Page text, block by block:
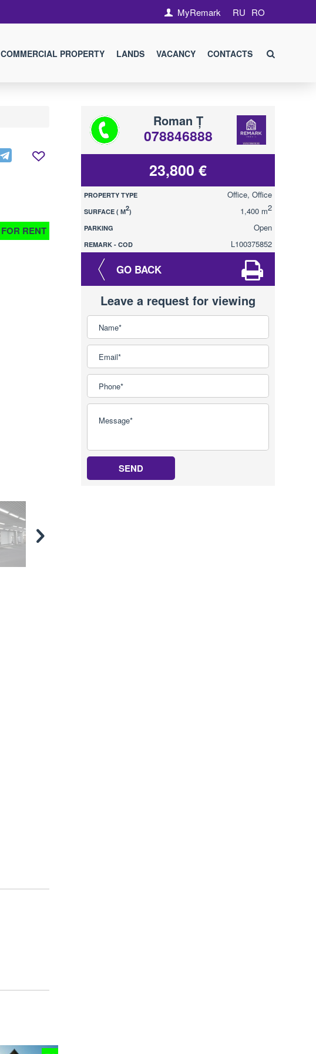
MyRemark RU RO
COMMERCIAL PROPERTY LANDS VACANCY CONTACTS
FOR RENT
Roman Ț
078846888
23,800 €
PROPERTY TYPE Office, Office
SURFACE ( М2) 1,400 m2
PARKING Open
REMARK - COD L100375852
GO BACK
Leave a request for viewing
SEND